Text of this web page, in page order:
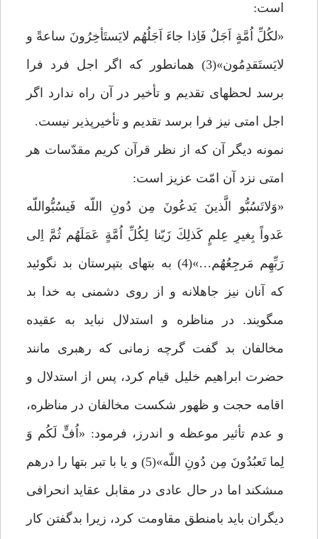
است:
«لكُلِّ اُمَّةٍ اَجَلٌ فَاِذا جاءَ اَجَلُهُم لايَستَأخِرُونَ ساعةً و
لايَستَقدِمُون»(3) همانطور كه اگر اجل فرد فرا
برسد لحظه‏اى تقديم و تأخير در آن راه ندارد اگر
اجل امتى نيز فرا برسد تقديم و تأخيرپذير نيست.
نمونه ديگر آن كه از نظر قرآن كريم مقدّسات هر
امتى نزد آن امّت عزيز است:
«وَلاتَسُبُّو الَّذينَ يَدعُونَ مِن دُونِ اللّه فَيسُبُّواللّه
عَدواً بِغيرِ عِلمٍ كَذلِكَ زَيّنا لِكُلِّ اُمَّةٍ عَمَلَهُم ثُمَّ اِلى
رَبِّهِم مَرجِعُهُم…»(4) به بت‏هاى بت‏پرستان بد نگوئيد
كه آنان نيز جاهلانه و از روى دشمنى به خدا بد
مى‏گويند. در مناظره و استدلال نبايد به عقيده
مخالفان بد گفت گرچه زمانى كه رهبرى مانند
حضرت ابراهيم خليل قيام كرد، پس از استدلال و
اقامه حجت و ظهور شكست مخالفان در مناظره،
و عدم تأثير موعظه و اندرز، فرمود: «اُفٍّ لَكُم وَ
لِما تَعبُدُونَ مِن دُونِ اللّه»(5) و يا با تبر بت‏ها را درهم
مى‏شكند اما در حال عادى در مقابل عقايد انحرافى
ديگران بايد بامنطق مقاومت كرد، زيرا بدگفتن كار